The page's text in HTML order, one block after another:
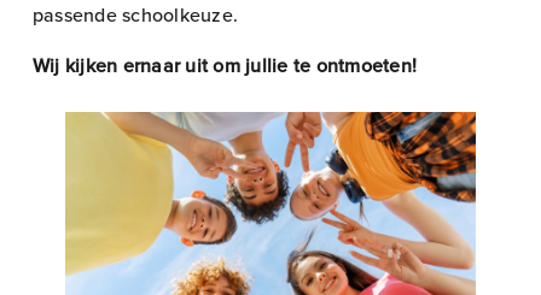
passende schoolkeuze.
Wij kijken ernaar uit om jullie te ontmoeten!